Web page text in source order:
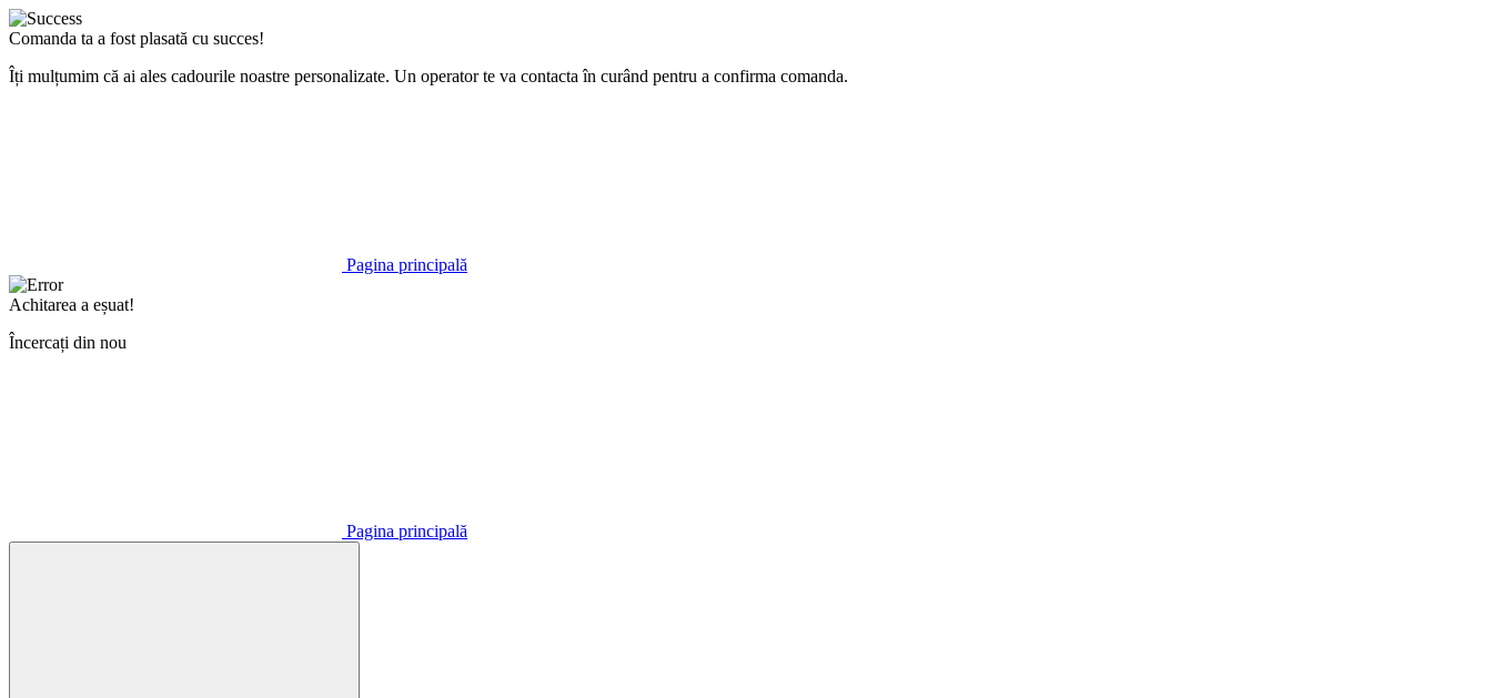
Comanda ta a fost plasată cu succes!
Îți mulțumim că ai ales cadourile noastre personalizate. Un operator te va contacta în curând pentru a confirma comanda.
Pagina principală
Achitarea a eșuat!
Încercați din nou
Pagina principală